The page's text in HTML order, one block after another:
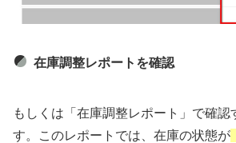
在庫調整レポートを確認
もしくは「在庫調整レポート」で確認
す。このレポートでは、在庫の状態が